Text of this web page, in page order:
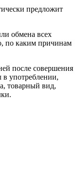
предложит
обмена всех
по каким причинам
после совершения
в употреблении,
товарный вид,